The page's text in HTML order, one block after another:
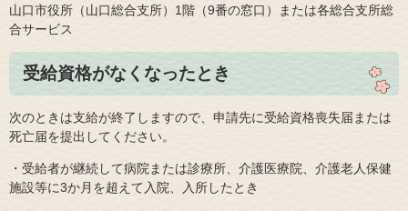
山口市役所（山口総合支所）1階（9番の窓口）または各総合支所総
合サービス
受給資格がなくなったとき
次のときは支給が終了しますので、申請先に受給資格喪失届または
死亡届を提出してください。
・受給者が継続して病院または診療所、介護医療院、介護老人保健
施設等に3か月を超えて入院、入所したとき